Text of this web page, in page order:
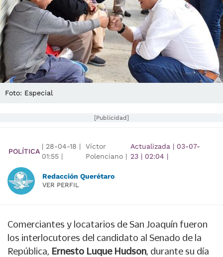
Foto: Especial
[Publicidad]
POLÍTICA
| 28-04-18 |
01:55 |
Víctor
Polenciano |
Actualizada | 03-07-
23 | 02:04 |
Redacción Querétaro
VER PERFIL
Comerciantes y locatarios de San Joaquín fueron
los interlocutores del candidato al Senado de la
República, Ernesto Luque Hudson, durante su día